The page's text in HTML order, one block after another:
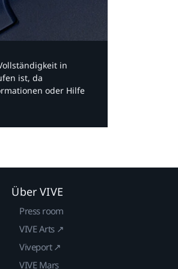
in
ist, da
oder Hilfe
Über VIVE
Press room
VIVE Arts ↗
Viveport ↗
VIVE Mars